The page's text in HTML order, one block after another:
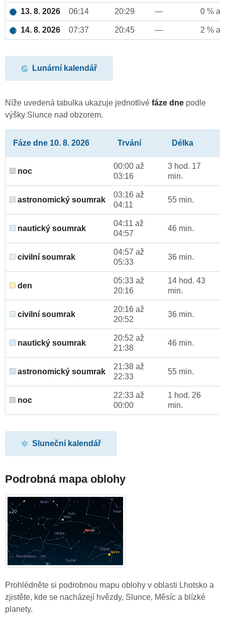
13. 8. 2026 06:14 20:29 — 0 %
14. 8. 2026 07:37 20:45 — 2 %
Lunární kalendář
Níže uvedená tabulka ukazuje jednotlivé fáze dne podle
výšky Slunce nad obzorem.
Fáze dne 10. 8. 2026 Trvání Délka
noc
00:00 až
03:16
3 hod. 17
min.
astronomický soumrak
03:16 až
04:11
55 min.
nautický soumrak
04:11 až
04:57
46 min.
civilní soumrak
04:57 až
05:33
36 min.
den
05:33 až
20:16
14 hod. 43
min.
civilní soumrak
20:16 až
20:52
36 min.
nautický soumrak
20:52 až
21:38
46 min.
astronomický soumrak
21:38 až
22:33
55 min.
noc
22:33 až
00:00
1 hod. 26
min.
Sluneční kalendář
Podrobná mapa oblohy
Prohlédněte si podrobnou mapu oblohy v oblasti Lhotsko a
zjistěte, kde se nacházejí hvězdy, Slunce, Měsíc a blízké
planety.